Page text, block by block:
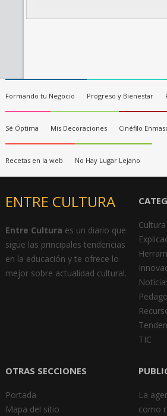
Formando tu Negocio Progreso y Bienestar
Sé Óptima Mis Decoraciones Cinéfilo
Recetas en la web No Hay Lugar Lejano
ENTRE CULTURA
Entre Cultura es un diario que
sigue las principales tendencias
en la educación y te ofrece lo
mejor sobre actualidad cultural.
Cultura
TIC
OTRAS SECCIONES
Portada
Mapa del sitio
La
como